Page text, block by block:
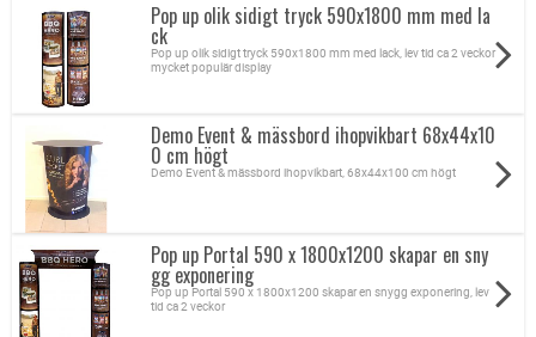
Pop up olik sidigt tryck 590x1800 mm med la
ck
Pop up olik sidigt tryck 590x1800 mm med lack, lev tid ca 2 veckor
mycket populär display
Demo Event & mässbord ihopvikbart 68x44x10
0 cm högt
Demo Event & mässbord ihopvikbart, 68x44x100 cm högt
Pop up Portal 590 x 1800x1200 skapar en sny
gg exponering
Pop up Portal 590 x 1800x1200 skapar en snygg exponering, lev
tid ca 2 veckor